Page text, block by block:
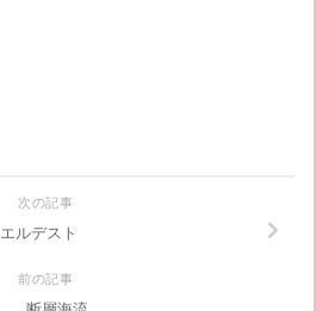
次の記事
エルデスト
前の記事